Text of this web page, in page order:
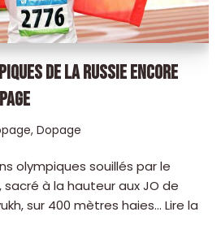
DE LA RUSSIE ENCORE
, Dopage
olympiques souillés par le
sacré à la hauteur aux JO de
sur 400 mètres haies… Lire la